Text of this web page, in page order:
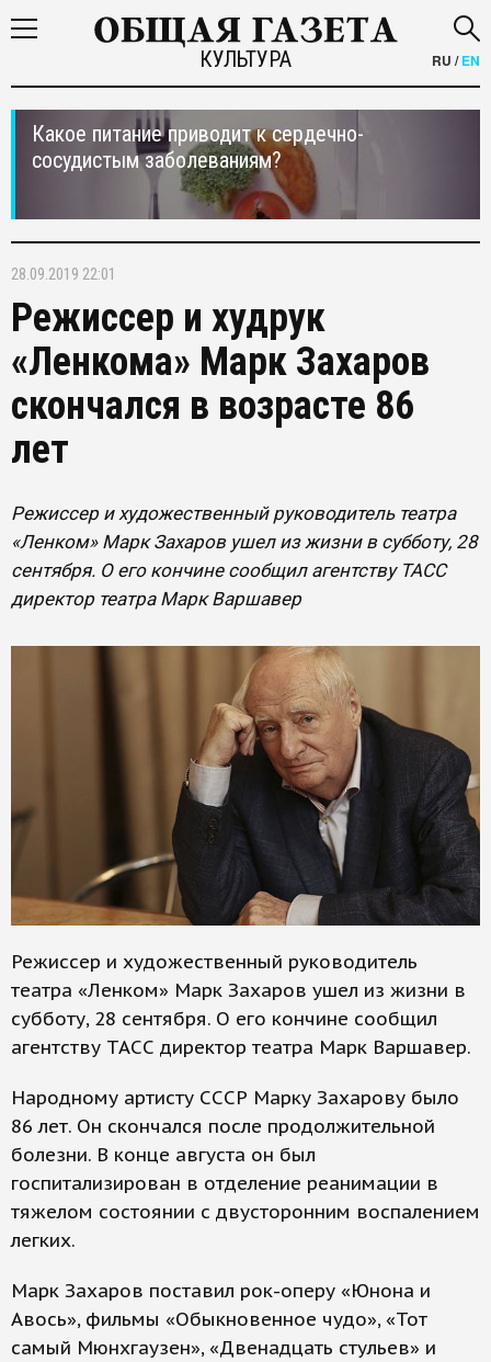
КУЛЬТУРА RU /EN
Какое питание приводит к сердечно-
сосудистым заболеваниям?
28.09.2019 22:01
Режиссер и худрук
«Ленкома» Марк Захаров
скончался в возрасте 86
лет
Режиссер и художественный руководитель театра
«Ленком» Марк Захаров ушел из жизни в субботу, 28
сентября. О его кончине сообщил агентству ТАСС
директор театра Марк Варшавер
Режиссер и художественный руководитель
театра «Ленком» Марк Захаров ушел из жизни в
субботу, 28 сентября. О его кончине сообщил
агентству ТАСС директор театра Марк Варшавер.
Народному артисту СССР Марку Захарову было
86 лет. Он скончался после продолжительной
болезни. В конце августа он был
госпитализирован в отделение реанимации в
тяжелом состоянии с двусторонним воспалением
легких.
Марк Захаров поставил рок-оперу «Юнона и
Авось», фильмы «Обыкновенное чудо», «Тот
самый Мюнхгаузен», «Двенадцать стульев» и